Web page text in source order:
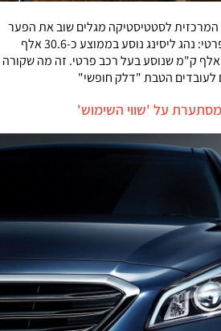
לסטטיסטיקה מגלים שוב את הפער
בין נהגי ליסינג ובעלי רכב פרטי: נהג ליסינג נוסע בממוצע כ-30.6 אלף
לעומת כ-14.5 אלף ק"מ שנוסע בעל רכב פרטי. זה מה שקורה
הטבת "דלק חופשי"
על 'שווי השימוש'